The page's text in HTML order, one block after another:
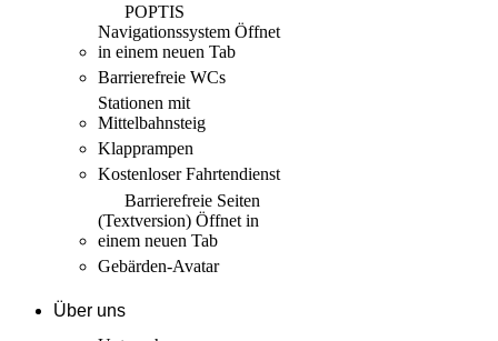
POPTIS
Navigationssystem Öffnet
in einem neuen Tab
Barrierefreie WCs
Stationen mit
Mittelbahnsteig
Klapprampen
Kostenloser Fahrtendienst
Barrierefreie Seiten
(Textversion) Öffnet in
einem neuen Tab
Gebärden-Avatar
Über uns